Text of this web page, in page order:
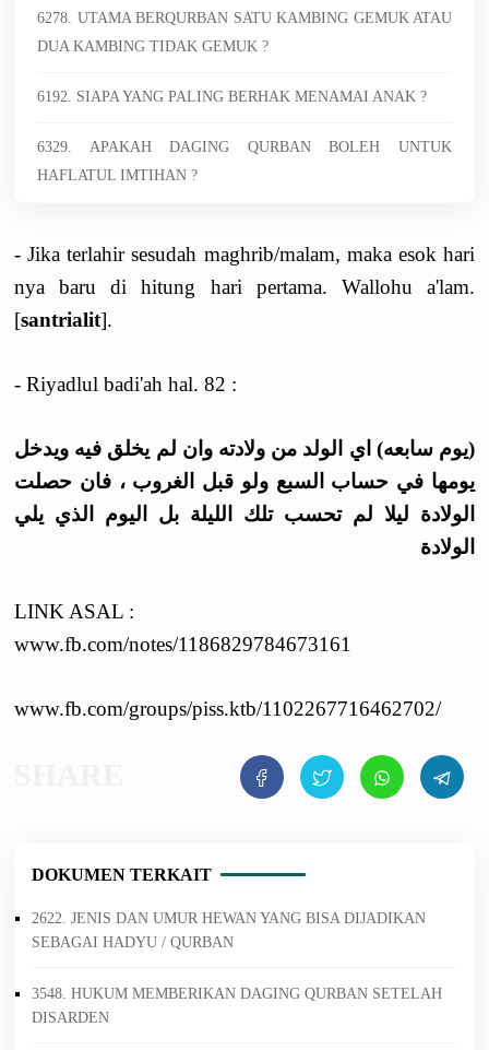
6278. UTAMA BERQURBAN SATU KAMBING GEMUK ATAU
DUA KAMBING TIDAK GEMUK ?
6192. SIAPA YANG PALING BERHAK MENAMAI ANAK ?
6329. APAKAH DAGING QURBAN BOLEH UNTUK
HAFLATUL IMTIHAN ?
- Jika terlahir sesudah maghrib/malam, maka esok hari
nya baru di hitung hari pertama. Wallohu a'lam.
[santrialit].
- Riyadlul badi'ah hal. 82 :
(يوم سابعه) اي الولد من ولادته وان لم يخلق فيه ويدخل
يومها في حساب السبع ولو قبل الغروب ، فان حصلت
الولادة ليلا لم تحسب تلك الليلة بل اليوم الذي يلي
الولادة
LINK ASAL :
www.fb.com/notes/1186829784673161
www.fb.com/groups/piss.ktb/1102267716462702/
DOKUMEN TERKAIT
2622. JENIS DAN UMUR HEWAN YANG BISA DIJADIKAN
SEBAGAI HADYU / QURBAN
3548. HUKUM MEMBERIKAN DAGING QURBAN SETELAH
DISARDEN